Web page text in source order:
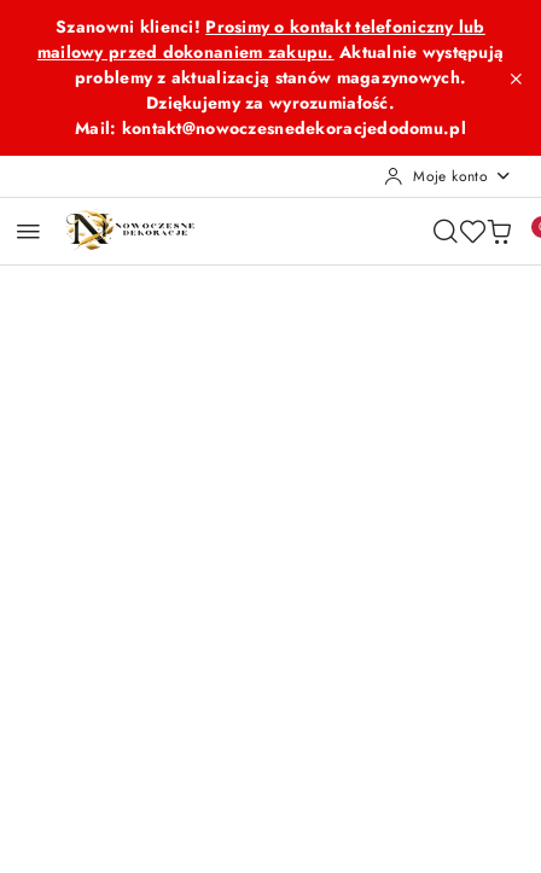
Przejdź do treści głównej
Przejdź do wyszukiwarki
Przejdź do moje konto
Przejdź do menu głównego
Przejdź do opisu produktu
Przejdź do stopki
Szanowni klienci! Prosimy o kontakt telefoniczny lub
mailowy przed dokonaniem zakupu. Aktualnie występują
problemy z aktualizacją stanów magazynowych.
Dziękujemy za wyrozumiałość.
Mail: kontakt@nowoczesnedekoracjedodomu.pl
Moje konto